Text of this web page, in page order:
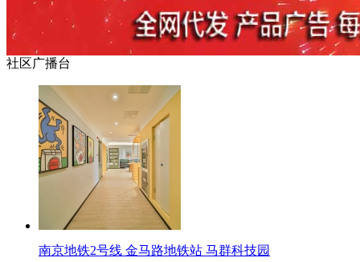
社区广播台
南京地铁2号线 金马路地铁站 马群科技园